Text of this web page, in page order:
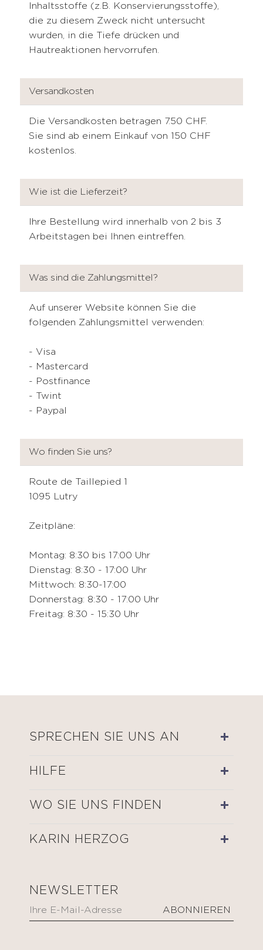
Inhaltsstoffe (z.B. Konservierungsstoffe),
die zu diesem Zweck nicht untersucht
wurden, in die Tiefe drücken und
Hautreaktionen hervorrufen.
Versandkosten
Die Versandkosten betragen 7.50 CHF.
Sie sind ab einem Einkauf von 150 CHF
kostenlos.
Wie ist die Lieferzeit?
Ihre Bestellung wird innerhalb von 2 bis 3
Arbeitstagen bei Ihnen eintreffen.
Was sind die Zahlungsmittel?
Auf unserer Website können Sie die
folgenden Zahlungsmittel verwenden:
- Visa
- Mastercard
- Postfinance
- Twint
- Paypal
Wo finden Sie uns?
Route de Taillepied 1
1095 Lutry
Zeitpläne:
Montag: 8:30 bis 17:00 Uhr
Dienstag: 8:30 - 17:00 Uhr
Mittwoch: 8:30-17:00
Donnerstag: 8:30 - 17:00 Uhr
Freitag: 8:30 - 15:30 Uhr
SPRECHEN SIE UNS AN
HILFE
WO SIE UNS FINDEN
KARIN HERZOG
NEWSLETTER